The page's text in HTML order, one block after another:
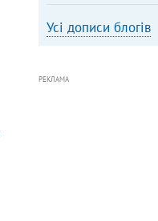
Усі дописи блогів
РЕКЛАМА